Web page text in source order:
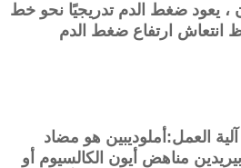
، يعود ضغط الدم تدريجيًا نحو خط
انتعاش ارتفاع ضغط الدم
آلية العمل:أملوديبين هو مضاد
مناهض أيون الكالسيوم أو